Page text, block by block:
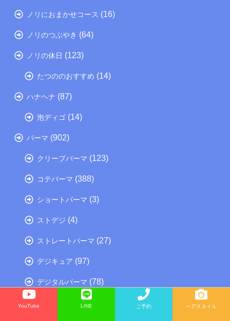
ノリにおまかせコース (16)
ノリのつぶやき (64)
ノリの休日 (123)
たつののおすすめ (14)
ハナヘナ (87)
泡ディゴ (14)
パーマ (902)
クリープパーマ (123)
コテパーマ (388)
ショートパーマ (3)
ストデジ (4)
ストレートパーマ (27)
デジキュア (97)
デジタルパーマ (78)
(18)
YouTube LINE ご予約 ヘアスタイル